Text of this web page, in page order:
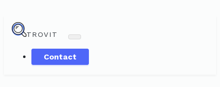
TROVIT
Contact